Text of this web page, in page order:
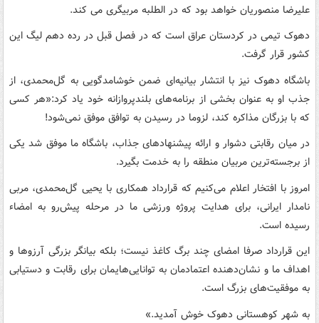
علیرضا منصوریان خواهد بود که در الطلبه مربیگری می کند.
دهوک تیمی در کردستان عراق است که در فصل قبل در رده دهم لیگ این
کشور قرار گرفت.
باشگاه دهوک نیز با انتشار بیانیه‌ای ضمن خوشامدگویی به گل‌محمدی، از
جذب او به عنوان بخشی از برنامه‌های بلندپروازانه خود یاد کرد:«هر کسی
که با بزرگان مذاکره کند، لزوما در رسیدن به توافق موفق نمی‌شود!
در میان رقابتی دشوار و ارائه پیشنهادهای جذاب، باشگاه ما موفق شد یکی
از برجسته‌ترین مربیان منطقه را به خدمت بگیرد.
امروز با افتخار اعلام می‌کنیم که قرارداد همکاری با یحیی گل‌محمدی، مربی
نامدار ایرانی، برای هدایت پروژه ورزشی ما در مرحله پیش‌رو به امضاء
رسیده است.
این قرارداد صرفا امضای چند برگ کاغذ نیست؛ بلکه بیانگر بزرگی آرزوها و
اهداف ما و نشان‌دهنده اعتمادمان به توانایی‌هایمان برای رقابت و دستیابی
به موفقیت‌های بزرگ است.
به شهر کوهستانی دهوک خوش آمدید.»